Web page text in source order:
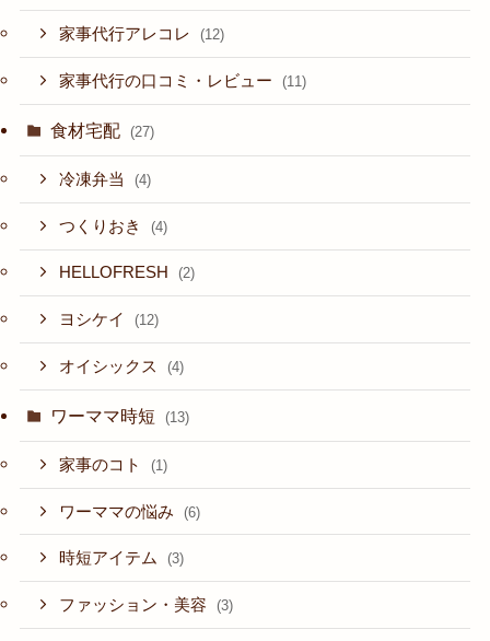
家事代行アレコレ (12)
家事代行の口コミ・レビュー (11)
食材宅配 (27)
冷凍弁当 (4)
つくりおき (4)
HELLOFRESH (2)
ヨシケイ (12)
オイシックス (4)
ワーママ時短 (13)
家事のコト (1)
ワーママの悩み (6)
時短アイテム (3)
ファッション・美容 (3)